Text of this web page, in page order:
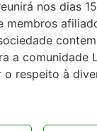
nos dias
comunidade
respeito à